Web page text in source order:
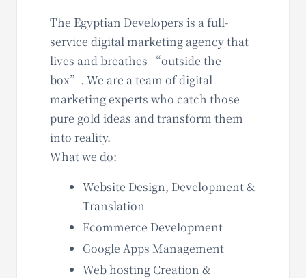
The Egyptian Developers is a full-
service digital marketing agency that
lives and breathes “outside the
box”. We are a team of digital
marketing experts who catch those
pure gold ideas and transform them
into reality.
What we do:
Website Design, Development &
Translation
Ecommerce Development
Google Apps Management
Web hosting Creation &